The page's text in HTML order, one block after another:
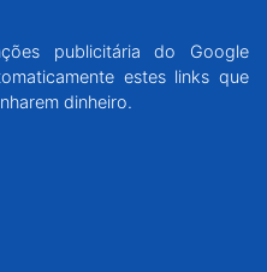
publicitária do Google
estes links que
dinheiro.